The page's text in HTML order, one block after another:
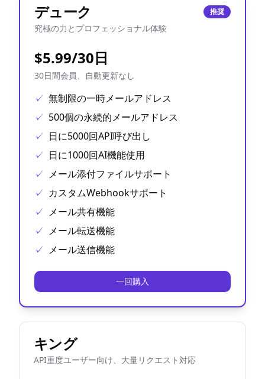
デューク 推奨
究極の力とプロフェッショナル体験
$5.99/30日
30日間会員、自動更新なし
✓ 無制限の一時メールアドレス
✓ 500個の永続的メールアドレス
✓ 日に5000回API呼び出し
✓ 日に1000回AI機能使用
✓ メール添付ファイルサポート
✓ カスタムWebhookサポート
✓ メール共有機能
✓ メール転送機能
✓ メール送信機能
一回購入
キング
API重度ユーザー向け、大量リクエスト対応